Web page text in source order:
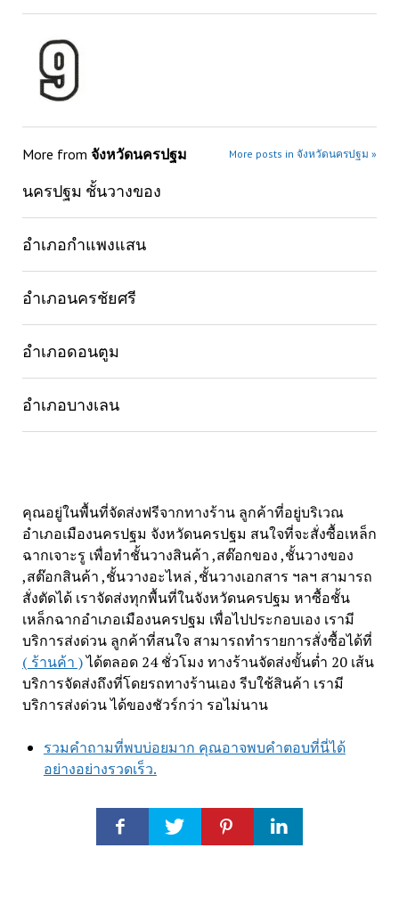
More from จังหวัดนครปฐม More posts in จังหวัดนครปฐม »
นครปฐม ชั้นวางของ
อำเภอกำแพงแสน
อำเภอนครชัยศรี
อำเภอดอนตูม
อำเภอบางเลน
คุณอยู่ในพื้นที่จัดส่งฟรีจากทางร้าน ลูกค้าที่อยู่บริเวณ
อำเภอเมืองนครปฐม จังหวัดนครปฐม สนใจที่จะสั่งซื้อเหล็ก
ฉากเจาะรู เพื่อทำชั้นวางสินค้า ,สต๊อกของ ,ชั้นวางของ
,สต๊อกสินค้า ,ชั้นวางอะไหล่ ,ชั้นวางเอกสาร ฯลฯ สามารถ
สั่งตัดได้ เราจัดส่งทุกพื้นที่ในจังหวัดนครปฐม หาซื้อชั้น
เหล็กฉากอำเภอเมืองนครปฐม เพื่อไปประกอบเอง เรามี
บริการส่งด่วน ลูกค้าที่สนใจ สามารถทำรายการสั่งซื้อได้ที่
( ร้านค้า )ได้ตลอด 24 ชั่วโมง ทางร้านจัดส่งขั้นต่ำ 20 เส้น
บริการจัดส่งถึงที่โดยรถทางร้านเอง รีบใช้สินค้า เรามี
บริการส่งด่วน ได้ของชัวร์กว่า รอไม่นาน
รวมคำถามที่พบบ่อยมาก คุณอาจพบคำตอบที่นี่ได้
อย่างอย่างรวดเร็ว.